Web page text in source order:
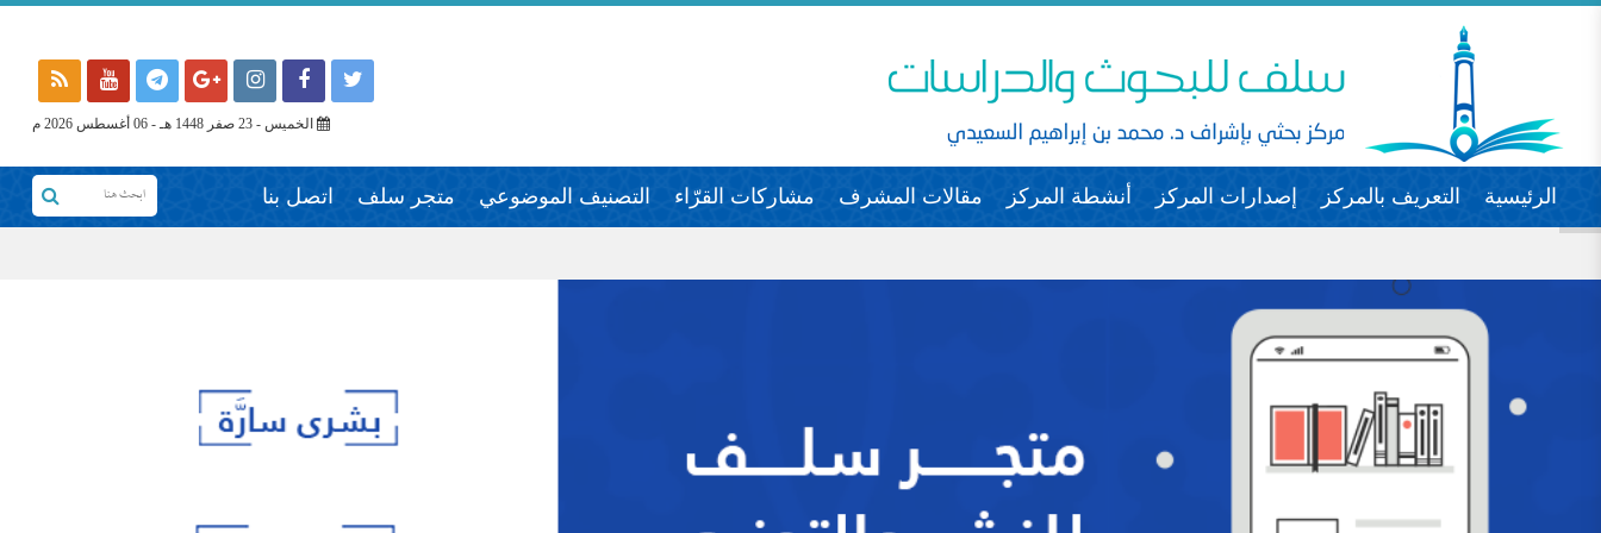
الخميس - 23 صفر 1448 هـ - 06 أغسطس 2026 م
الرئيسية التعريف بالمركز إصدارات المركز أنشطة المركز مقالات المشرف مشاركات القرّاء التصنيف الموضوعي متجر سلف اتصل بنا